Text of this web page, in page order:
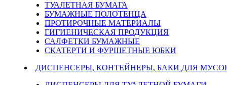
ТУАЛЕТНАЯ БУМАГА
БУМАЖНЫЕ ПОЛОТЕНЦА
ПРОТИРОЧНЫЕ МАТЕРИАЛЫ
ГИГИЕНИЧЕСКАЯ ПРОДУКЦИЯ
САЛФЕТКИ БУМАЖНЫЕ
СКАТЕРТИ И ФУРШЕТНЫЕ ЮБКИ
ДИСПЕНСЕРЫ, КОНТЕЙНЕРЫ, БАКИ ДЛЯ